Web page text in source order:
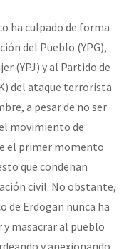
(Las poblaciones y
lutas pela
de Resistencia y
ha culpado de forma
del Pueblo (YPG),
(YPJ) y al Partido de
del ataque terrorista
a pesar de no ser
movimiento de
el primer momento
que condenan
civil. No obstante,
de Erdogan nunca ha
y masacrar al pueblo
y anexionando